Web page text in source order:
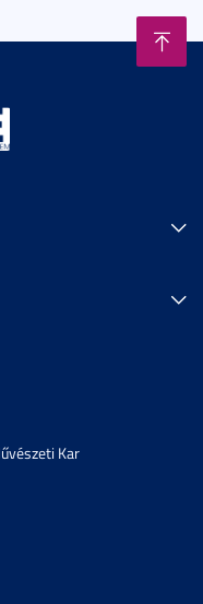
Kar